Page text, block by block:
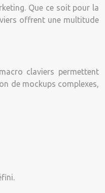
Que ce soit pour la
offrent une multitude
claviers permettent
de mockups complexes,